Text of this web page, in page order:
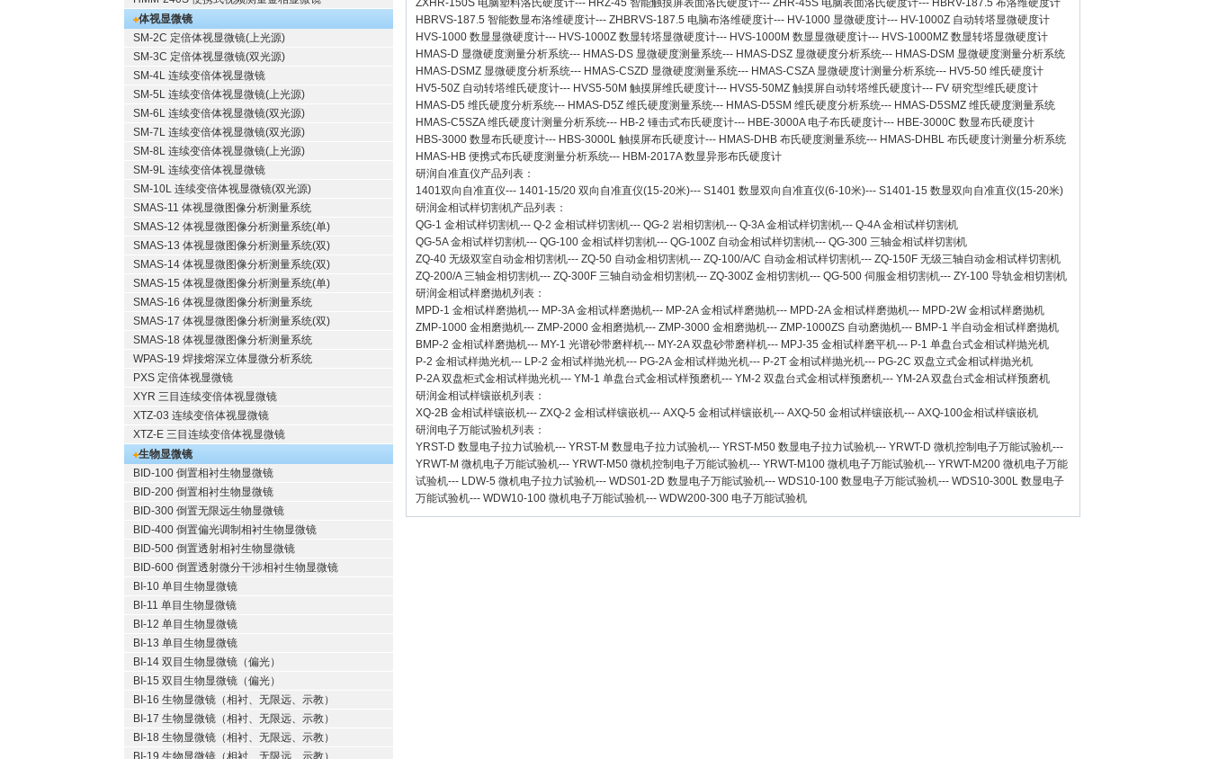
体视显微镜
SM-2C 定倍体视显微镜(上光源)
SM-3C 定倍体视显微镜(双光源)
SM-4L 连续变倍体视显微镜
SM-5L 连续变倍体视显微镜(上光源)
SM-6L 连续变倍体视显微镜(双光源)
SM-7L 连续变倍体视显微镜(双光源)
SM-8L 连续变倍体视显微镜(上光源)
SM-9L 连续变倍体视显微镜
SM-10L 连续变倍体视显微镜(双光源)
SMAS-11 体视显微图像分析测量系统
SMAS-12 体视显微图像分析测量系统(单)
SMAS-13 体视显微图像分析测量系统(双)
SMAS-14 体视显微图像分析测量系统(双)
SMAS-15 体视显微图像分析测量系统(单)
SMAS-16 体视显微图像分析测量系统
SMAS-17 体视显微图像分析测量系统(双)
SMAS-18 体视显微图像分析测量系统
WPAS-19 焊接熔深立体显微分析系统
PXS 定倍体视显微镜
XYR 三目连续变倍体视显微镜
XTZ-03 连续变倍体视显微镜
XTZ-E 三目连续变倍体视显微镜
生物显微镜
BID-100 倒置相衬生物显微镜
BID-200 倒置相衬生物显微镜
BID-300 倒置无限远生物显微镜
BID-400 倒置偏光调制相衬生物显微镜
BID-500 倒置透射相衬生物显微镜
BID-600 倒置透射微分干涉相衬生物显微镜
BI-10 单目生物显微镜
BI-11 单目生物显微镜
BI-12 单目生物显微镜
BI-13 单目生物显微镜
BI-14 双目生物显微镜（偏光）
BI-15 双目生物显微镜（偏光）
BI-16 生物显微镜（相衬、无限远、示教）
BI-17 生物显微镜（相衬、无限远、示教）
BI-18 生物显微镜（相衬、无限远、示教）
BI-19 生物显微镜（相衬、无限远、示教）
ZXHR-150S 电脑塑料洛氏硬度计--- HRZ-45 智能触摸屏表面洛氏硬度计--- ZHR-45S 电脑表面洛氏硬度计--- HBRV-187.5 布洛维硬度计
HBRVS-187.5 智能数显布洛维硬度计--- ZHBRVS-187.5 电脑布洛维硬度计--- HV-1000 显微硬度计--- HV-1000Z 自动转塔显微硬度计
HVS-1000 数显显微硬度计--- HVS-1000Z 数显转塔显微硬度计--- HVS-1000M 数显显微硬度计--- HVS-1000MZ 数显转塔显微硬度计
HMAS-D 显微硬度测量分析系统--- HMAS-DS 显微硬度测量系统--- HMAS-DSZ 显微硬度分析系统--- HMAS-DSM 显微硬度测量分析系统
HMAS-DSMZ 显微硬度分析系统--- HMAS-CSZD 显微硬度测量系统--- HMAS-CSZA 显微硬度计测量分析系统--- HV5-50 维氏硬度计
HV5-50Z 自动转塔维氏硬度计--- HVS5-50M 触摸屏维氏硬度计--- HVS5-50MZ 触摸屏自动转塔维氏硬度计--- FV 研究型维氏硬度计
HMAS-D5 维氏硬度分析系统--- HMAS-D5Z 维氏硬度测量系统--- HMAS-D5SM 维氏硬度分析系统--- HMAS-D5SMZ 维氏硬度测量系统
HMAS-C5SZA 维氏硬度计测量分析系统--- HB-2 锤击式布氏硬度计--- HBE-3000A 电子布氏硬度计--- HBE-3000C 数显布氏硬度计
HBS-3000 数显布氏硬度计--- HBS-3000L 触摸屏布氏硬度计--- HMAS-DHB 布氏硬度测量系统--- HMAS-DHBL 布氏硬度计测量分析系统
HMAS-HB 便携式布氏硬度测量分析系统--- HBM-2017A 数显异形布氏硬度计
研润自准直仪产品列表：
1401双向自准直仪--- 1401-15/20 双向自准直仪(15-20米)--- S1401 数显双向自准直仪(6-10米)--- S1401-15 数显双向自准直仪(15-20米)
研润金相试样切割机产品列表：
QG-1 金相试样切割机--- Q-2 金相试样切割机--- QG-2 岩相切割机--- Q-3A 金相试样切割机--- Q-4A 金相试样切割机
QG-5A 金相试样切割机--- QG-100 金相试样切割机--- QG-100Z 自动金相试样切割机--- QG-300 三轴金相试样切割机
ZQ-40 无级双室自动金相切割机--- ZQ-50 自动金相切割机--- ZQ-100/A/C 自动金相试样切割机--- ZQ-150F 无级三轴自动金相试样切割机
ZQ-200/A 三轴金相切割机--- ZQ-300F 三轴自动金相切割机--- ZQ-300Z 金相切割机--- QG-500 伺服金相切割机--- ZY-100 导轨金相切割机
研润金相试样磨抛机列表：
MPD-1 金相试样磨抛机--- MP-3A 金相试样磨抛机--- MP-2A 金相试样磨抛机--- MPD-2A 金相试样磨抛机--- MPD-2W 金相试样磨抛机
ZMP-1000 金相磨抛机--- ZMP-2000 金相磨抛机--- ZMP-3000 金相磨抛机--- ZMP-1000ZS 自动磨抛机--- BMP-1 半自动金相试样磨抛机
BMP-2 金相试样磨抛机--- MY-1 光谱砂带磨样机--- MY-2A 双盘砂带磨样机--- MPJ-35 金相试样磨平机--- P-1 单盘台式金相试样抛光机
P-2 金相试样抛光机--- LP-2 金相试样抛光机--- PG-2A 金相试样抛光机--- P-2T 金相试样抛光机--- PG-2C 双盘立式金相试样抛光机
P-2A 双盘柜式金相试样抛光机--- YM-1 单盘台式金相试样预磨机--- YM-2 双盘台式金相试样预磨机--- YM-2A 双盘台式金相试样预磨机
研润金相试样镶嵌机列表：
XQ-2B 金相试样镶嵌机--- ZXQ-2 金相试样镶嵌机--- AXQ-5 金相试样镶嵌机--- AXQ-50 金相试样镶嵌机--- AXQ-100金相试样镶嵌机
研润电子万能试验机列表：
YRST-D 数显电子拉力试验机--- YRST-M 数显电子拉力试验机--- YRST-M50 数显电子拉力试验机--- YRWT-D 微机控制电子万能试验机---
YRWT-M 微机电子万能试验机--- YRWT-M50 微机控制电子万能试验机--- YRWT-M100 微机电子万能试验机--- YRWT-M200 微机电子万能
试验机--- LDW-5 微机电子拉力试验机--- WDS01-2D 数显电子万能试验机--- WDS10-100 数显电子万能试验机--- WDS10-300L 数显电子
万能试验机--- WDW10-100 微机电子万能试验机--- WDW200-300 电子万能试验机